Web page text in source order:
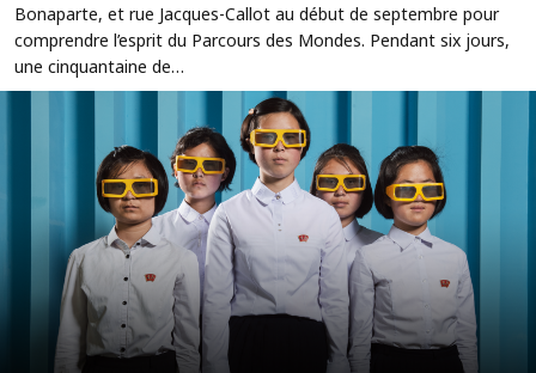
Bonaparte, et rue Jacques-Callot au début de septembre pour
comprendre l’esprit du Parcours des Mondes. Pendant six jours,
une cinquantaine de…